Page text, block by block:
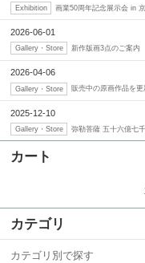
Exhibition 画業50周年記念展示会 in
2026-06-01
Gallery・Store 新作版画3点のご案内
2026-04-06
Gallery・Store 販売中の原画作品を更
2025-12-10
Gallery・Store 弥勒菩薩 五十六億七
カート
カテゴリ
カテゴリ別で探す